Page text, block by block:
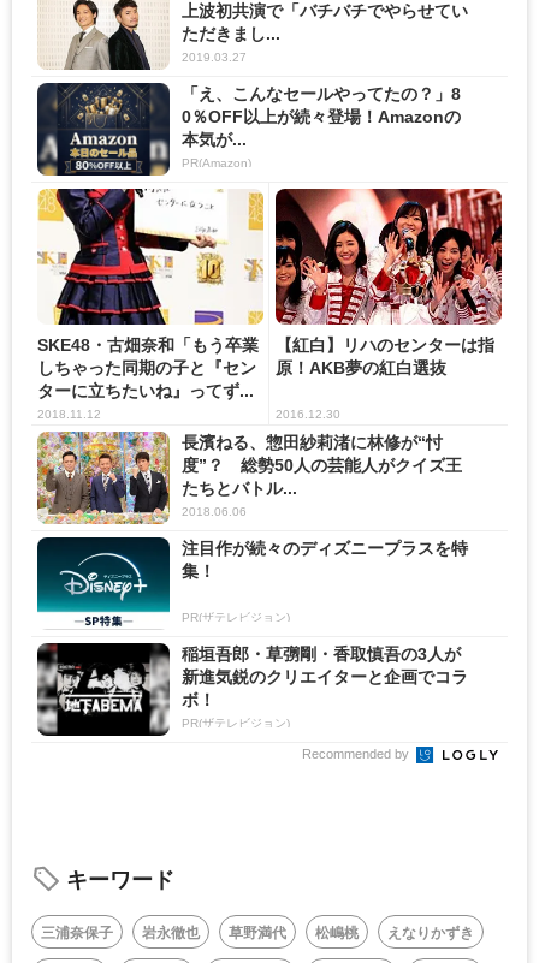
上波初共演で「バチバチでやらせてい
ただきまし...
2019.03.27
「え、こんなセールやってたの？」8
0％OFF以上が続々登場！Amazonの
本気が...
PR(Amazon)
SKE48・古畑奈和「もう卒業
しちゃった同期の子と『セン
ターに立ちたいね』ってず...
2018.11.12
【紅白】リハのセンターは指
原！AKB夢の紅白選抜
2016.12.30
長濱ねる、惣田紗莉渚に林修が“忖
度”？ 総勢50人の芸能人がクイズ王
たちとバトル...
2018.06.06
注目作が続々のディズニープラスを特
集！
PR(ザテレビジョン)
稲垣吾郎・草彅剛・香取慎吾の3人が
新進気鋭のクリエイターと企画でコラ
ボ！
PR(ザテレビジョン)
Recommended by
キーワード
三浦奈保子 岩永徹也 草野満代 松嶋桃
えなりかずき